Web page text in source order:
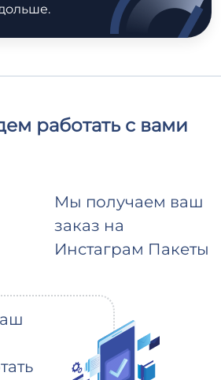
работать с вами
Мы получаем ваш
заказ на
Инстаграм Пакеты